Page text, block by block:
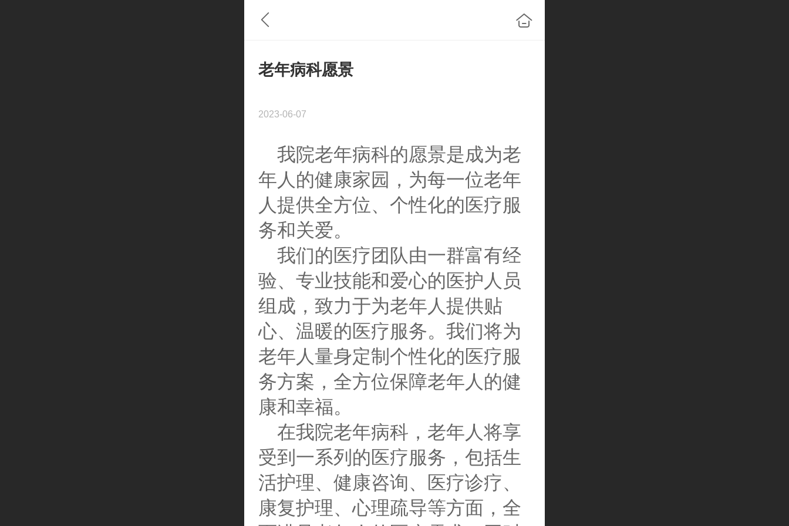
老年病科愿景
2023-06-07
我院老年病科的愿景是成为老
年人的健康家园，为每一位老年
人提供全方位、个性化的医疗服
务和关爱。
我们的医疗团队由一群富有经
验、专业技能和爱心的医护人员
组成，致力于为老年人提供贴
心、温暖的医疗服务。我们将为
老年人量身定制个性化的医疗服
务方案，全方位保障老年人的健
康和幸福。
在我院老年病科 ，老年人将享
受到一系列的医疗服务，包括生
活护理、健康咨询、医疗诊疗、
康复护理、心理疏导等方面，全